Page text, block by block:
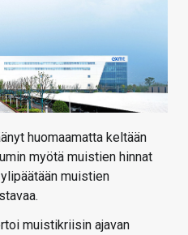
huomaamatta keltään
myötä muistien hinnat
muistien
muistikriisin ajavan